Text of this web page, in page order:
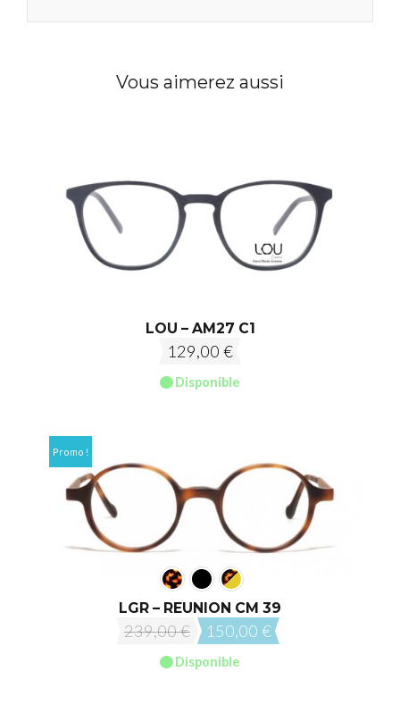
Vous aimerez aussi
LOU – AM27 C1
129,00 €
Disponible
Promo !
LGR – REUNION CM 39
239,00€Le
prix
150,00 €
Disponible